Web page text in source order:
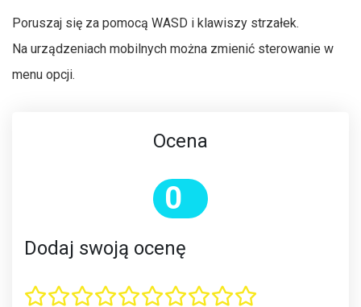
Poruszaj się za pomocą WASD i klawiszy strzałek.
Na urządzeniach mobilnych można zmienić sterowanie w
menu opcji.
Ocena
0
Dodaj swoją ocenę